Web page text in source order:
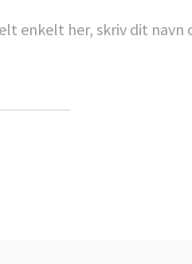
enkelt her, skriv dit